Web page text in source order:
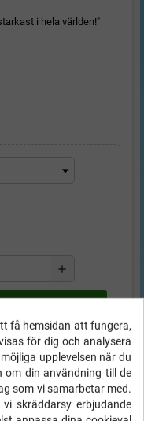
i hela världen!"
add
få hemsidan att fungera,
för dig och analysera
upplevelsen när du
om din användning till de
som vi samarbetar med.
skräddarsy erbjudande